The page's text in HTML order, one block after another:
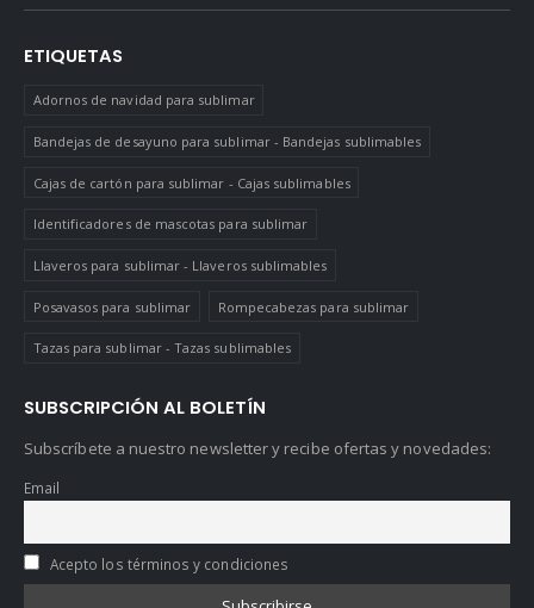
ETIQUETAS
Adornos de navidad para sublimar
Bandejas de desayuno para sublimar - Bandejas sublimables
Cajas de cartón para sublimar - Cajas sublimables
Identificadores de mascotas para sublimar
Llaveros para sublimar - Llaveros sublimables
Posavasos para sublimar Rompecabezas para sublimar
Tazas para sublimar - Tazas sublimables
SUBSCRIPCIÓN AL BOLETÍN
Subscríbete a nuestro newsletter y recibe ofertas y novedades:
Email
Acepto los términos y condiciones